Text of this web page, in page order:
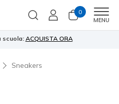
0
MENU
scuola: ACQUISTA ORA
Sneakers